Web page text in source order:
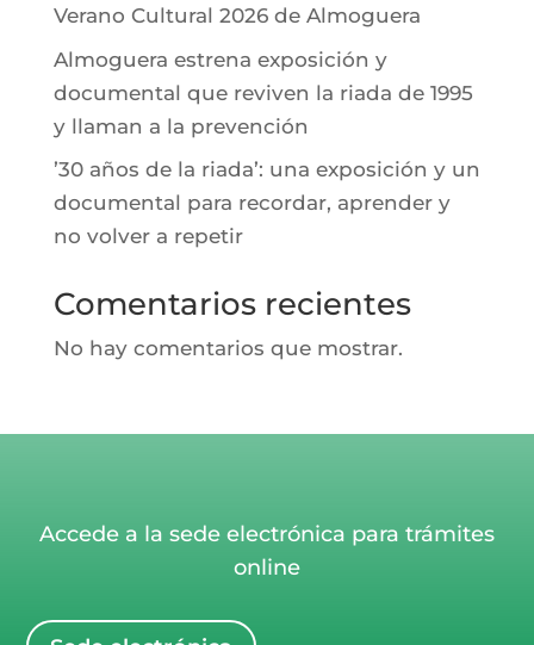
Verano Cultural 2026 de Almoguera
Almoguera estrena exposición y
documental que reviven la riada de 1995
y llaman a la prevención
’30 años de la riada’: una exposición y un
documental para recordar, aprender y
no volver a repetir
Comentarios recientes
No hay comentarios que mostrar.
Accede a la sede electrónica para trámites
online